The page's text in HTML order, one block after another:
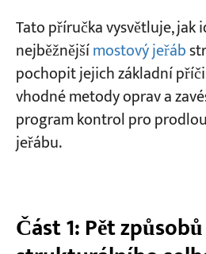
Vyhněte se přetížení
Provádějte plánované
Udržujte správné
Monitorování tepelných
Tato příručka vysvětluje,
nejběžnějšímostový jeřáb
pochopit jejich základní
vhodné metody oprav a
program kontrol pro
jeřábu.
Část 1: Pět způsobů